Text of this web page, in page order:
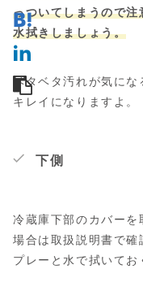
っついてしまうので
水拭きしましょう。
ベタベタ汚れが気に
キレイになりますよ。
下側
冷蔵庫下部のカバー
場合は取扱説明書で確
プレーと水で拭いてお